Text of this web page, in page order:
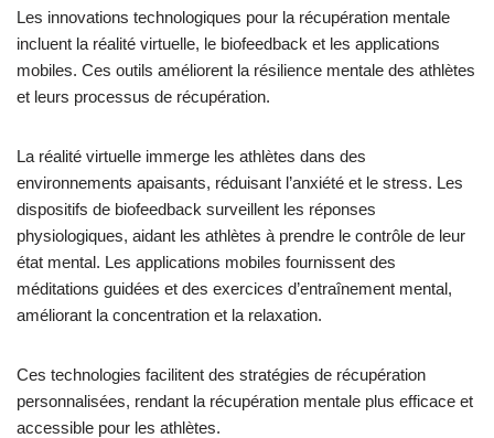
Les innovations technologiques pour la récupération mentale
incluent la réalité virtuelle, le biofeedback et les applications
mobiles. Ces outils améliorent la résilience mentale des athlètes
et leurs processus de récupération.
La réalité virtuelle immerge les athlètes dans des
environnements apaisants, réduisant l’anxiété et le stress. Les
dispositifs de biofeedback surveillent les réponses
physiologiques, aidant les athlètes à prendre le contrôle de leur
état mental. Les applications mobiles fournissent des
méditations guidées et des exercices d’entraînement mental,
améliorant la concentration et la relaxation.
Ces technologies facilitent des stratégies de récupération
personnalisées, rendant la récupération mentale plus efficace et
accessible pour les athlètes.